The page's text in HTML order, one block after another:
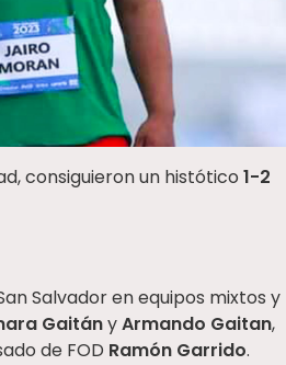
consiguieron un histótico 1-2
Salvador en equipos mixtos y
GaitányArmando Gaitan,
de FOD Ramón Garrido.